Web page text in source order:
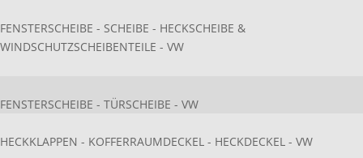
FENSTERSCHEIBE - SCHEIBE - HECKSCHEIBE &
WINDSCHUTZSCHEIBENTEILE - VW
FENSTERSCHEIBE - TÜRSCHEIBE - VW
HECKKLAPPEN - KOFFERRAUMDECKEL - HECKDECKEL - VW